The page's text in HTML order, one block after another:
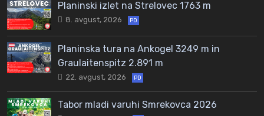
Planinski izlet na Strelovec 1763 m
8. avgust, 2026 PD
Planinska tura na Ankogel 3249 m in
Graulaitenspitz 2.891 m
22. avgust, 2026 PD
Tabor mladi varuhi Smrekovca 2026